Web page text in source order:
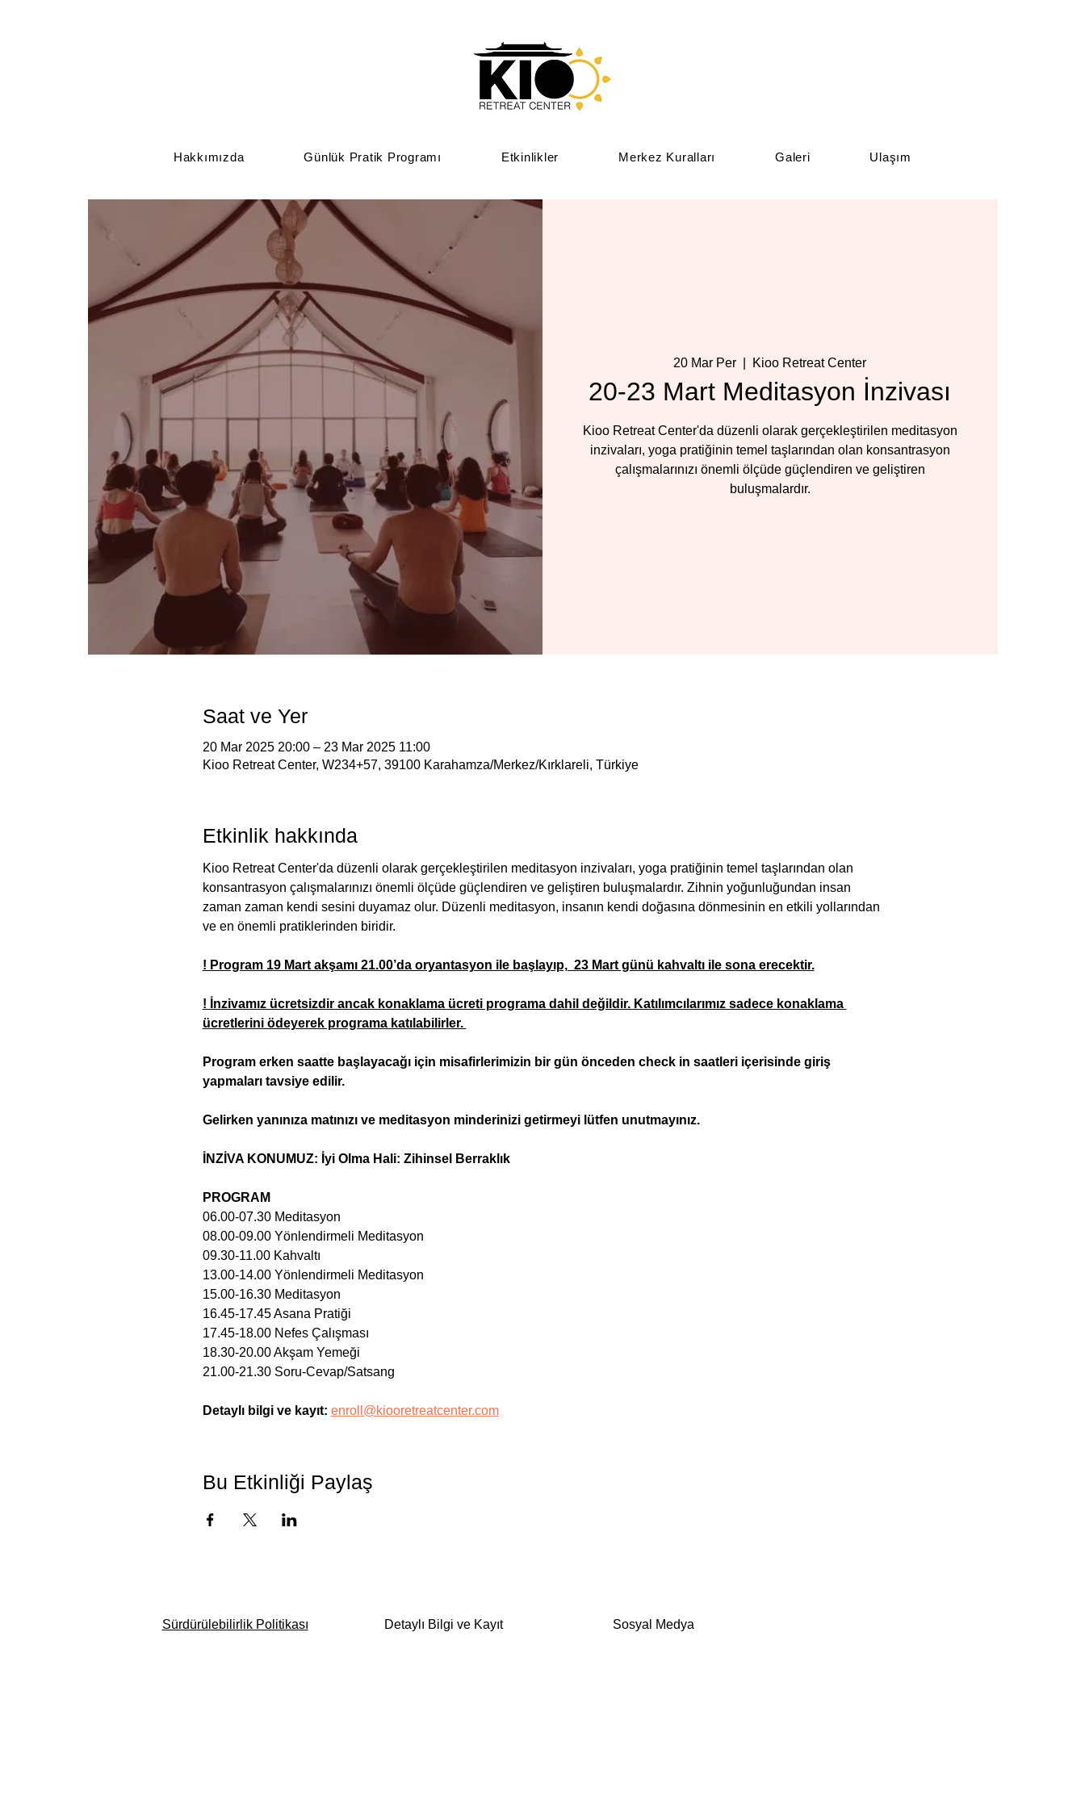
Hakkımızda Günlük Pratik Programı Etkinlikler Merkez Kuralları Galeri Ulaşım
20 Mar Per Kioo Retreat Center
20-23 Mart Meditasyon İnzivası
Kioo Retreat Center'da düzenli olarak gerçekleştirilen meditasyon
inzivaları, yoga pratiğinin temel taşlarından olan konsantrasyon
çalışmalarınızı önemli ölçüde güçlendiren ve geliştiren
buluşmalardır.
Saat ve Yer
20 Mar 2025 20:00 – 23 Mar 2025 11:00
Kioo Retreat Center, W234+57, 39100 Karahamza/Merkez/Kırklareli, Türkiye
Etkinlik hakkında
Kioo Retreat Center'da düzenli olarak gerçekleştirilen meditasyon inzivaları, yoga pratiğinin temel taşlarından olan
konsantrasyon çalışmalarınızı önemli ölçüde güçlendiren ve geliştiren buluşmalardır. Zihnin yoğunluğundan insan
zaman zaman kendi sesini duyamaz olur. Düzenli meditasyon, insanın kendi doğasına dönmesinin en etkili yollarından
ve en önemli pratiklerinden biridir.
! Program 19 Mart akşamı 21.00’da oryantasyon ile başlayıp,  23 Mart günü kahvaltı ile sona erecektir.
! İnzivamız ücretsizdir ancak konaklama ücreti programa dahil değildir. Katılımcılarımız sadece konaklama
ücretlerini ödeyerek programa katılabilirler.
Program erken saatte başlayacağı için misafirlerimizin bir gün önceden check in saatleri içerisinde giriş
yapmaları tavsiye edilir.
Gelirken yanınıza matınızı ve meditasyon minderinizi getirmeyi lütfen unutmayınız.
İNZİVA KONUMUZ: İyi Olma Hali: Zihinsel Berraklık
PROGRAM
06.00-07.30 Meditasyon
08.00-09.00 Yönlendirmeli Meditasyon
09.30-11.00 Kahvaltı
13.00-14.00 Yönlendirmeli Meditasyon
15.00-16.30 Meditasyon
16.45-17.45 Asana Pratiği
17.45-18.00 Nefes Çalışması
18.30-20.00 Akşam Yemeği
21.00-21.30 Soru-Cevap/Satsang
Detaylı bilgi ve kayıt: enroll@kiooretreatcenter.com
Bu Etkinliği Paylaş
Sürdürülebilirlik Politikası Detaylı Bilgi ve Kayıt Sosyal Medya